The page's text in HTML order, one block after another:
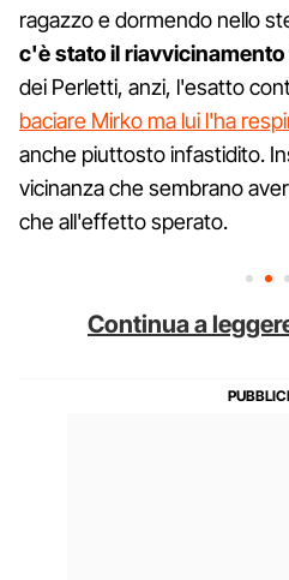
ragazzo e dormendo nello
c'è stato il
dei Perletti, anzi, l'esatto
baciare Mirko ma lui l'ha
anche piuttosto infastidito.
vicinanza che sembrano
che all'effetto sperato.
Continua a